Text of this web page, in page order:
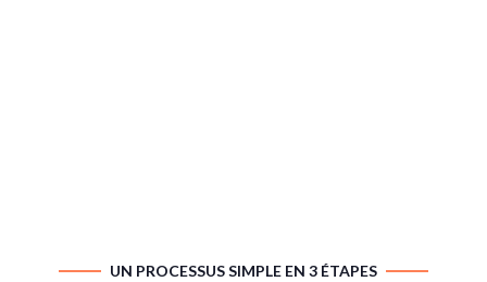
UN PROCESSUS SIMPLE EN 3 ÉTAPES